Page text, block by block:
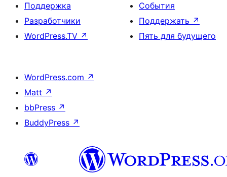
Поддержка
Разработчики
WordPress.TV ↗
События
Поддержать ↗
Пять для будущего
WordPress.com ↗
Matt ↗
bbPress ↗
BuddyPress ↗